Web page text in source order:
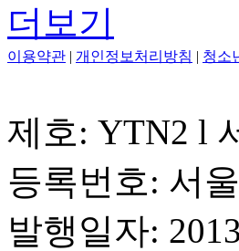
더보기
이용약관 | 개인정보처리방침 | 청소
제호: YTN2 l
등록번호: 서
발행일자: